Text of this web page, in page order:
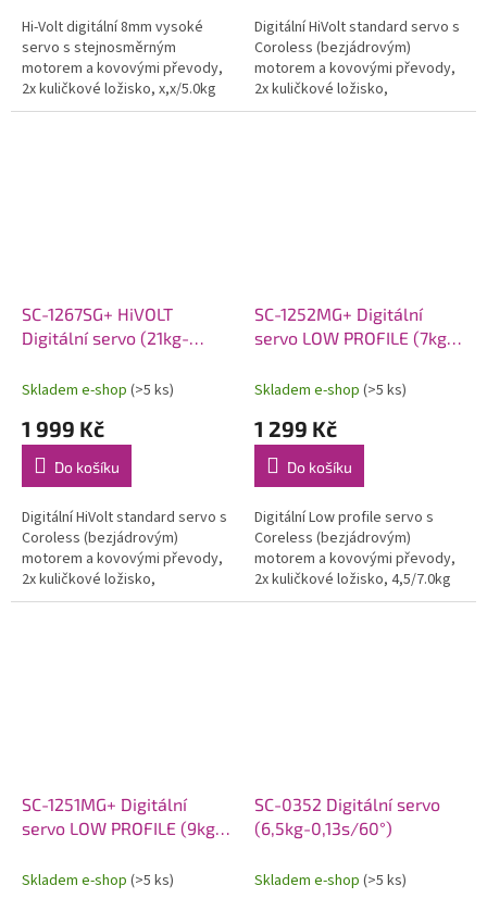
Hi-Volt digitální 8mm vysoké
servo s stejnosměrným
motorem a kovovými převody,
2x kuličkové ložisko, x,x/5.0kg
při 6,0/7,4V a 0,xx/0,10s na
Digitální HiVolt standard servo s
Coroless (bezjádrovým)
motorem a kovovými převody,
2x kuličkové ložisko,
15,0/26.0kg při 6,0/7,4V a
SC-1267SG+ HiVOLT
Digitální servo (21kg-
Skladem e-shop (>5 ks)
1 999 Kč
Do košíku
Digitální HiVolt standard servo s
Coroless (bezjádrovým)
motorem a kovovými převody,
2x kuličkové ložisko,
13,0/21.0kg při 6,0/7,4V a
SC-1252MG+ Digitální
servo LOW PROFILE (7kg-
Skladem e-shop (>5 ks)
1 299 Kč
Do košíku
Digitální Low profile servo s
Coreless (bezjádrovým)
motorem a kovovými převody,
2x kuličkové ložisko, 4,5/7.0kg
při 4,8/6,0V a 0,08/0,07s na
SC-1251MG+ Digitální
servo LOW PROFILE (9kg-
Skladem e-shop (>5 ks)
SC-0352 Digitální servo
(6,5kg-0,13s/60°)
Skladem e-shop (>5 ks)